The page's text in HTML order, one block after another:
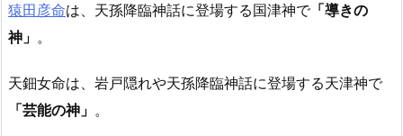
猿田彦命は、天孫降臨神話に登場する国津神で「導きの
神」 。
天鈿女命は、岩戸隠れや天孫降臨神話に登場する天津神で
「芸能の神」 。